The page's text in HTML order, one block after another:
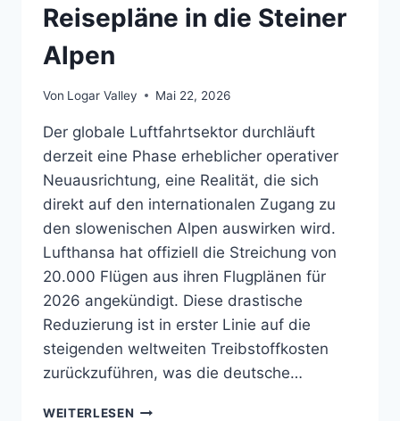
AUF
DEN
Reisepläne in die Steiner
Alpen
Von Logar Valley Mai 22, 2026
Der globale Luftfahrtsektor durchläuft
derzeit eine Phase erheblicher operativer
Neuausrichtung, eine Realität, die sich
direkt auf den internationalen Zugang zu
den slowenischen Alpen auswirken wird.
Lufthansa hat offiziell die Streichung von
20.000 Flügen aus ihren Flugplänen für
2026 angekündigt. Diese drastische
Reduzierung ist in erster Linie auf die
steigenden weltweiten Treibstoffkosten
zurückzuführen, was die deutsche…
WEITERLESEN LUFTHANSA